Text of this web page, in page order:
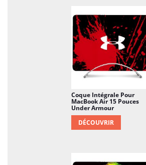
Coque Intégrale Pour
MacBook Air 15 Pouces
Under Armour
DÉCOUVRIR